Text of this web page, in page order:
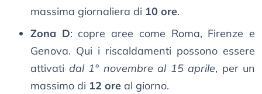
massima giornaliera di 10 ore.
Zona D: copre aree come Roma, Firenze e
Genova. Qui i riscaldamenti possono essere
attivati dal 1° novembre al 15 aprile, per un
massimo di 12 ore al giorno.